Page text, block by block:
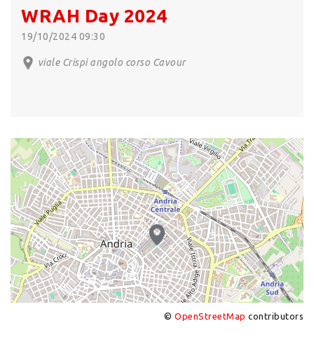
WRAH Day 2024
19/10/2024 09:30
viale Crispi angolo corso Cavour
© OpenStreetMap contributors